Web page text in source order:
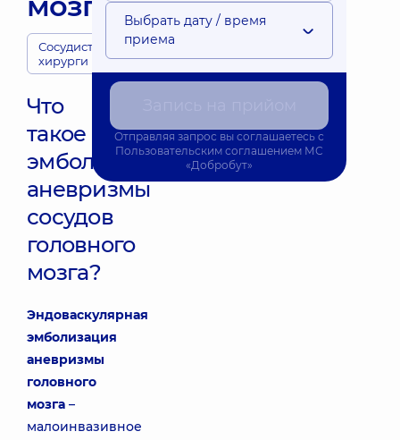
Сосудистые
хирурги
Что
такое
эмболизация
аневризмы
сосудов
головного
мозга?
Эндоваскулярная
эмболизация
аневризмы
головного
мозга –
малоинвазивное
Выбрать дату / время
приема
Отправляя запрос вы соглашаетесь с
Пользовательским соглашением МС
«Добробут»